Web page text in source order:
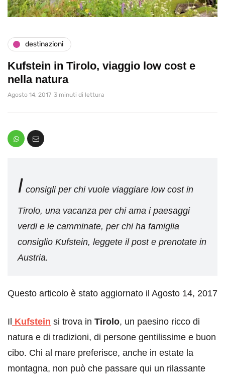
destinazioni
Kufstein in Tirolo, viaggio low cost e
nella natura
Agosto 14, 2017 3 minuti di lettura
I consigli per chi vuole viaggiare low cost in
Tirolo, una vacanza per chi ama i paesaggi
verdi e le camminate, per chi ha famiglia
consiglio Kufstein, leggete il post e prenotate in
Austria.
Questo articolo è stato aggiornato il Agosto 14, 2017
Il Kufstein si trova in Tirolo, un paesino ricco di
natura e di tradizioni, di persone gentilissime e buon
cibo. Chi al mare preferisce, anche in estate la
montagna, non può che passare qui un rilassante